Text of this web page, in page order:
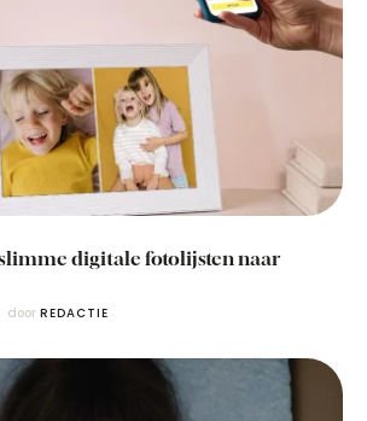
digitale fotolijsten naar
door REDACTIE